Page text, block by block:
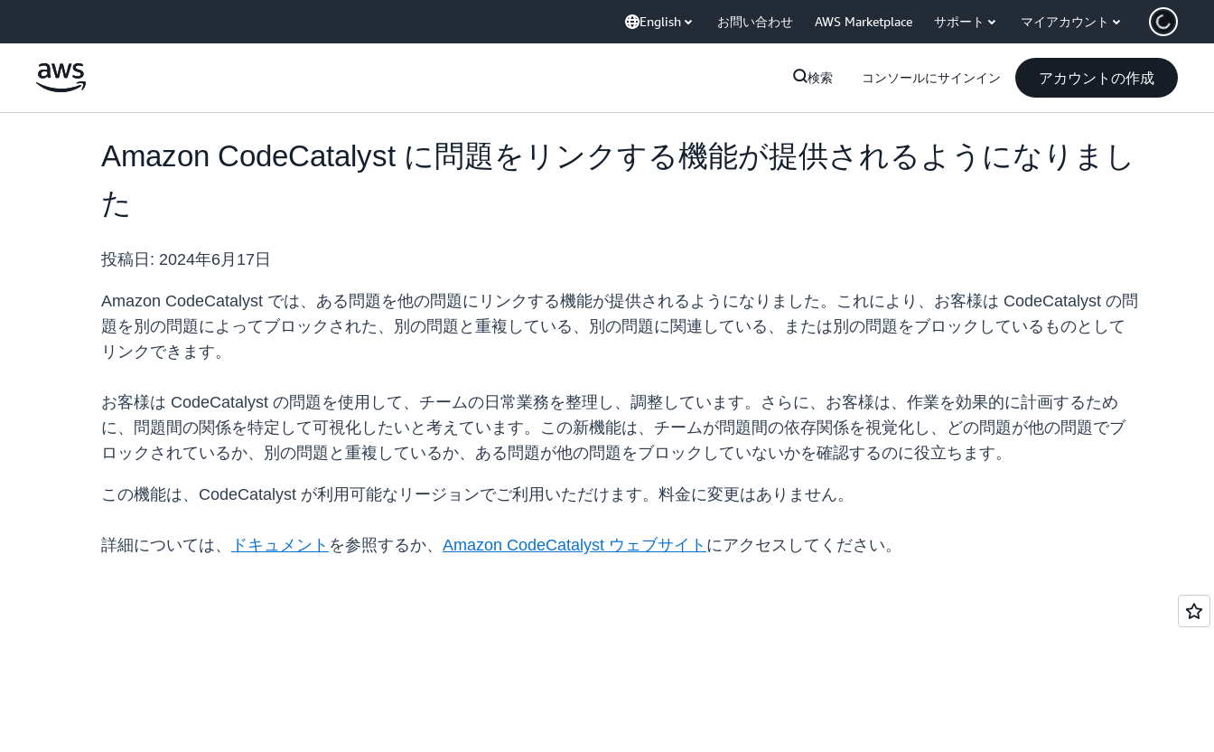
English お問い合わせ AWS Marketplace サポート マイアカウント
検索 コンソールにサインイン アカウントの作成
Amazon CodeCatalyst に問題をリンクする機能が提供されるようになりまし
た
投稿日: 2024年6月17日
Amazon CodeCatalyst では、ある問題を他の問題にリンクする機能が提供されるようになりました。これにより、お客様は CodeCatalyst の問
題を別の問題によってブロックされた、別の問題と重複している、別の問題に関連している、または別の問題をブロックしているものとして
リンクできます。
お客様は CodeCatalyst の問題を使用して、チームの日常業務を整理し、調整しています。さらに、お客様は、作業を効果的に計画するため
に、問題間の関係を特定して可視化したいと考えています。この新機能は、チームが問題間の依存関係を視覚化し、どの問題が他の問題でブ
ロックされているか、別の問題と重複しているか、ある問題が他の問題をブロックしていないかを確認するのに役立ちます。
この機能は、CodeCatalyst が利用可能なリージョンでご利用いただけます。料金に変更はありません。
詳細については、 ドキュメント を参照するか、 Amazon CodeCatalyst ウェブサイト にアクセスしてください。